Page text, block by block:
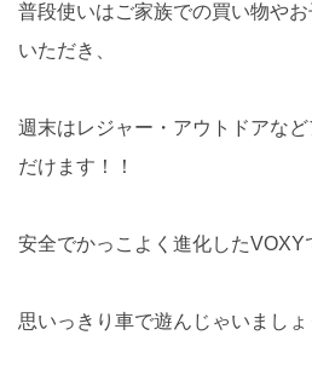
普段使いはご家族での買い物や
いただき、
週末はレジャー・アウトドアな
だけます！！
安全でかっこよく進化したVOXY
思いっきり車で遊んじゃいまし